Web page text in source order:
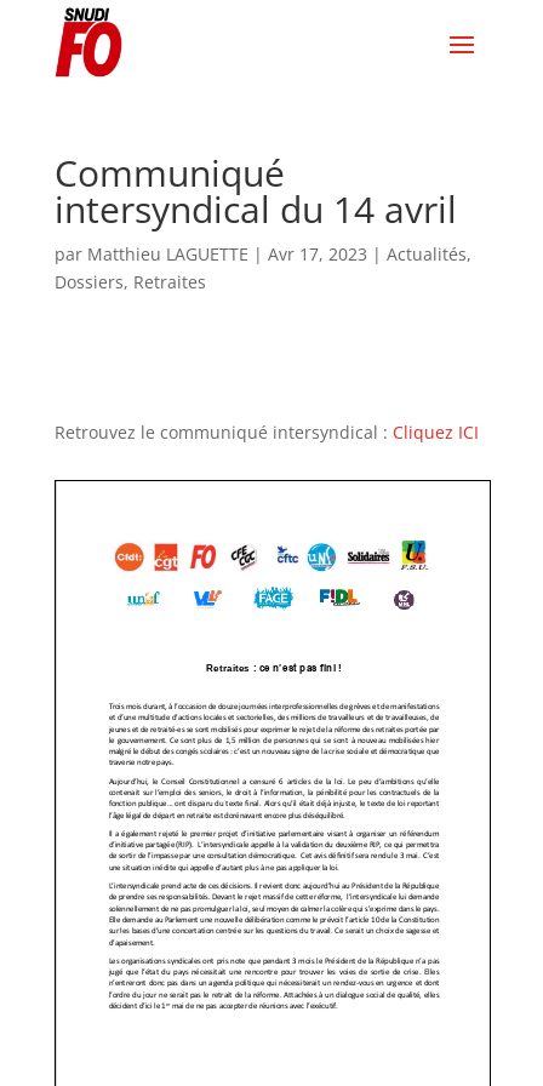
Communiqué
intersyndical du 14 avril
par Matthieu LAGUETTE | Avr 17, 2023 | Actualités,
Dossiers, Retraites
Retrouvez le communiqué intersyndical : Cliquez ICI